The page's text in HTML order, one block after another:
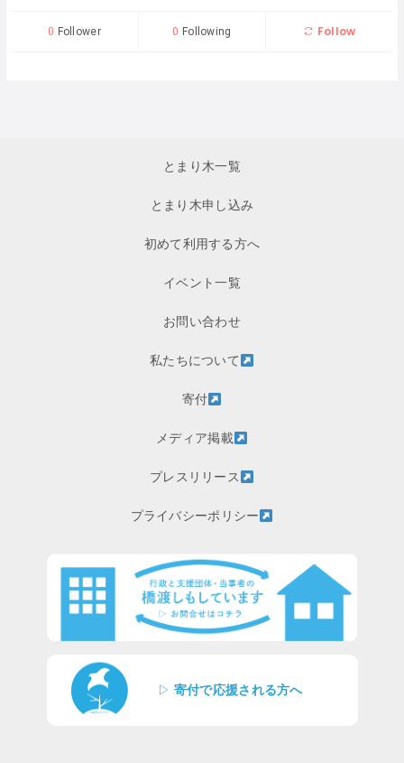
0 Follower 0 Following Follow
とまり木一覧
とまり木申し込み
初めて利用する方へ
イベント一覧
お問い合わせ
私たちについて
寄付
メディア掲載
プレスリリース
プライバシーポリシー
▷ 寄付で応援される方へ